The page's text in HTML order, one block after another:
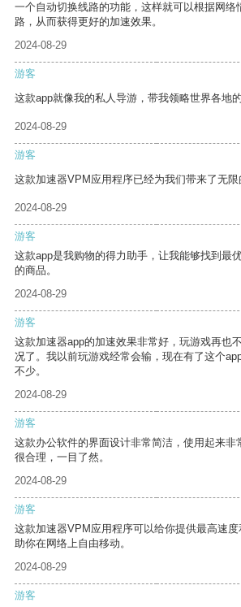
一个自动切换线路的功能，这样就可以根据网络
路，从而获得更好的加速效果。
2024-08-29
游客
这款app就像我的私人导游，带我领略世界各地的
2024-08-29
游客
这款加速器VPM应用程序已经为我们带来了无限
2024-08-29
游客
这款app是我购物的得力助手，让我能够找到最
的商品。
2024-08-29
游客
这款加速器app的加速效果非常好，玩游戏再也
况了。我以前玩游戏经常会输，现在有了这个
不少。
2024-08-29
游客
这款办公软件的界面设计非常简洁，使用起来非
很合理，一目了然。
2024-08-29
游客
这款加速器VPM应用程序可以给你提供最高速
助你在网络上自由移动。
2024-08-29
游客